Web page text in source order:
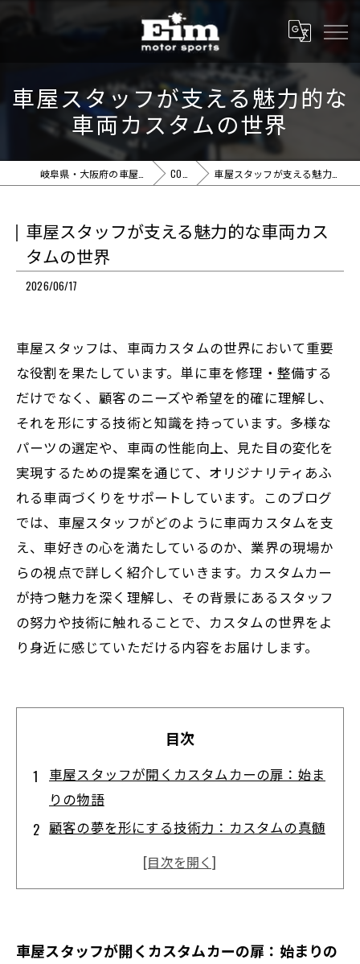
車屋スタッフが支える魅力的な
車両カスタムの世界
COLUMN 車屋スタッフが支える魅力的な車両カスタムの世界
車屋スタッフが支える魅力的な車両カス
タムの世界
2026/06/17
車屋スタッフは、車両カスタムの世界において重要
な役割を果たしています。単に車を修理・整備する
だけでなく、顧客のニーズや希望を的確に理解し、
それを形にする技術と知識を持っています。多様な
パーツの選定や、車両の性能向上、見た目の変化を
実現するための提案を通じて、オリジナリティあふ
れる車両づくりをサポートしています。このブログ
では、車屋スタッフがどのように車両カスタムを支
え、車好きの心を満たしているのか、業界の現場か
らの視点で詳しく紹介していきます。カスタムカー
が持つ魅力を深く理解し、その背景にあるスタッフ
の努力や技術に触れることで、カスタムの世界をよ
り身近に感じていただける内容をお届けします。
目次
車屋スタッフが開くカスタムカーの扉：始ま
りの物語
顧客の夢を形にする技術力：カスタムの真髄
車屋スタッフが開くカスタムカーの扉：始まりの